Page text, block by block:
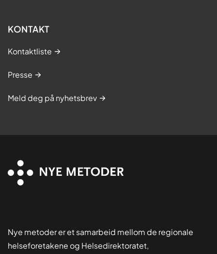
KONTAKT
Kontaktliste
Presse
Meld deg på nyhetsbrev
Nye metoder er et samarbeid mellom de regionale
helseforetakene og Helsedirektoratet,